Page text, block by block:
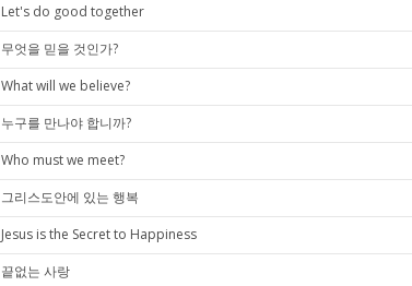
Let's do good together
무엇을 믿을 것인가?
What will we believe?
누구를 만나야 합니까?
Who must we meet?
그리스도안에 있는 행복
Jesus is the Secret to Happiness
끝없는 사랑